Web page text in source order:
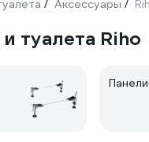
/ Аксессуары /
туалета Riho